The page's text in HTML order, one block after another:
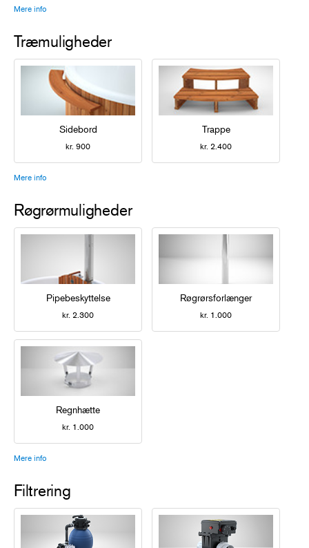
Mere info
Træmuligheder
Sidebord
kr. 900
Trappe
kr. 2.400
Mere info
Røgrørmuligheder
Pipebeskyttelse
kr. 2.300
Røgrørsforlænger
kr. 1.000
Regnhætte
kr. 1.000
Mere info
Filtrering